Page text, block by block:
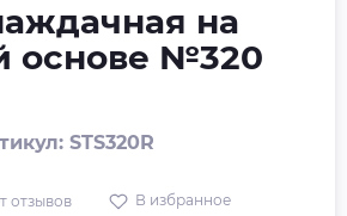
на
основе №320
STS320R
отзывов В избранное